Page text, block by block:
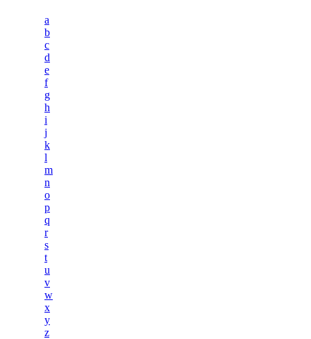
a
b
c
d
e
f
g
h
i
j
k
l
m
n
o
p
q
r
s
t
u
v
w
x
y
z